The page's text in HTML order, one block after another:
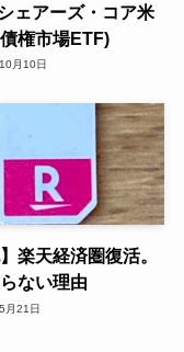
ェアーズ・コア米
権市場ETF)
月10日
】楽天経済圏復活。
ない理由
月21日